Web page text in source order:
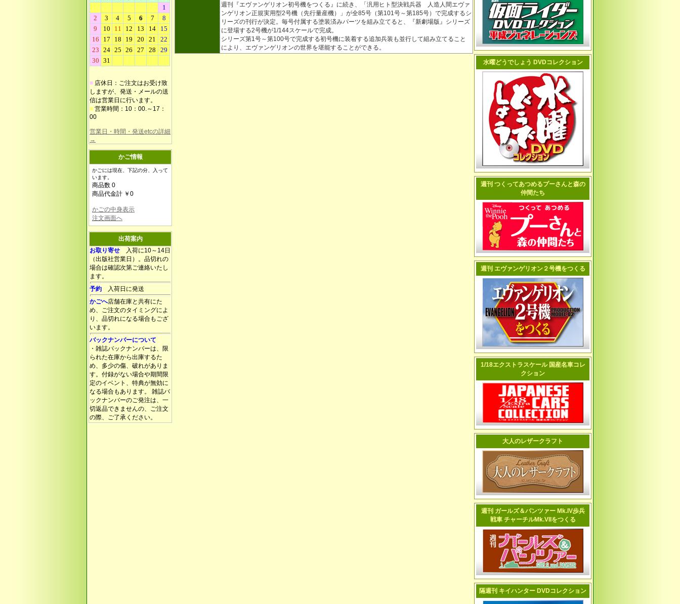
■ 店休日：ご注文はお受け致
しますが、発送・メールの送
信は営業日に行います。
■ 営業時間：10：00.～17：
00
営業日・時間・発送etcの詳細
→
かご情報
かごには現在、下記の分、入って
います。
商品数 0
商品代金計 ￥0
かごの中身表示
注文画面へ
出荷案内
お取り寄せ 入荷に10～14日
（出版社営業日）。品切れの
場合は確認次第ご連絡いたし
ます。
予約 入荷日に発送
かごへ店舗在庫と共有にた
め、ご注文のタイミングによ
り、品切れになる場合もござ
います。
バックナンバーについて
・雑誌バックナンバーは、限
られた在庫から出庫するた
め、多少の傷、破れがありま
す。付録がない場合や期間限
定のイベント、特典が無効に
なる場合もあります。 雑誌バ
ックナンバーのご発注は、一
切返品できませんの、ご注文
の際、ご了承ください。
週刊『エヴァンゲリオン初号機をつくる』に続き、「汎用ヒト型決戦兵器 人造人間エヴァ
ンゲリオン正規実用型2号機（先行量産機）」が全85号（第101号～第185号）で完成するシ
リーズの刊行が決定。毎号付属する塗装済みパーツを組み立てると、『新劇場版』シリーズ
に登場する2号機が1/144スケールで完成。
シリーズ第1号～第100号で完成する初号機に装着する追加兵装も並行して組み立てること
により、エヴァンゲリオンの世界を堪能することができる。
水曜どうでしょう DVDコレクション
週刊 つくってあつめるプーさんと森の
仲間たち
週刊 エヴァンゲリオン２号機をつくる
1/18エクストラスケール 国産名車コレ
クション
大人のレザークラフト
週刊 ガールズ＆パンツァー Mk.IV歩兵
戦車 チャーチルMk.VIIをつくる
隔週刊 キイハンター DVDコレクション